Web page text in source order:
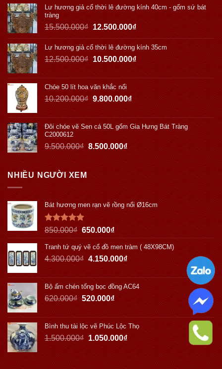
Lư hương giả cổ thời lê đường kính 40cm - gốm sứ bát
tràng
15.500.000₫ 12.500.000₫
Lư hương giả cổ thời lê đường kính 35cm
12.500.000₫ 10.500.000₫
Chóe 50 lít hoa văn khắc nổi
10.200.000₫ 9.800.000₫
Đôi chóe vẽ Sen cá 50L gốm Gia Hưng Bát Tràng
C2000612
9.500.000₫ 8.500.000₫
NHIỀU NGƯỜI XEM
Bát hương men rạn vẽ rồng nổi Ø16cm
Được xếp
hạng
5.00
5 sao
850.000₫ 650.000₫
Tranh tứ quý vẽ cổ đồ men tràm ( 48X98CM)
4.300.000₫ 4.150.000₫
Bộ ấm chén tống bọc đồng AC64
620.000₫ 520.000₫
Bình thu tài lộc vẽ Phúc Lộc Thọ
1.500.000₫ 1.050.000₫